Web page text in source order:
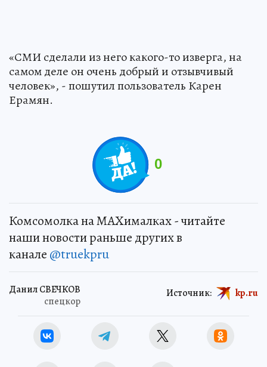
«СМИ сделали из него какого-то изверга, на
самом деле он очень добрый и отзывчивый
человек», - пошутил пользователь Карен
Ерамян.
0
Комсомолка на MAXималках - читайте
наши новости раньше других в
канале @truekpru
Данил СВЕЧКОВ
спецкор
Источник: kp.ru